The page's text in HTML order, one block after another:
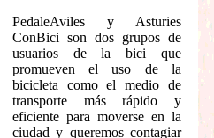
PedaleAviles y Asturies
ConBici son dos grupos de
usuarios de la bici que
promueven el uso de la
bicicleta como el medio de
transporte más rápido y
eficiente para moverse en la
ciudad y queremos contagiar